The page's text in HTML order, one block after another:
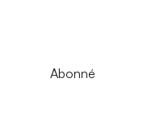
Abonné